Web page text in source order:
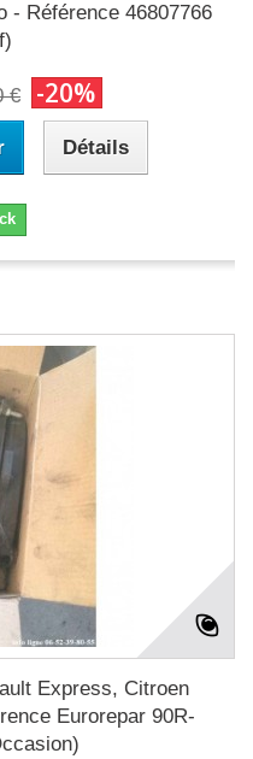
- Référence 46807766
€ -20%
Détails
Express, Citroen
Eurorepar 90R-